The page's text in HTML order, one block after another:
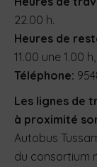
22.00 h.
Heures de
11.00 une 1.00
Téléphone:
Les lignes de
à proximité
Autobus
du consortium